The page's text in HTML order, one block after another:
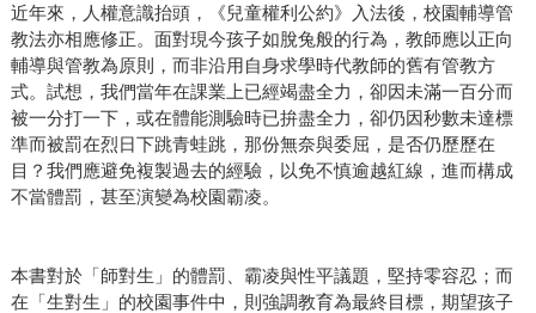
近年來，人權意識抬頭，《兒童權利公約》入法後，校園輔導管
教法亦相應修正。面對現今孩子如脫兔般的行為，教師應以正向
輔導與管教為原則，而非沿用自身求學時代教師的舊有管教方
式。試想，我們當年在課業上已經竭盡全力，卻因未滿一百分而
被一分打一下，或在體能測驗時已拚盡全力，卻仍因秒數未達標
準而被罰在烈日下跳青蛙跳，那份無奈與委屈，是否仍歷歷在
目？我們應避免複製過去的經驗，以免不慎逾越紅線，進而構成
不當體罰，甚至演變為校園霸凌。
本書對於「師對生」的體罰、霸凌與性平議題，堅持零容忍；而
在「生對生」的校園事件中，則強調教育為最終目標，期望孩子